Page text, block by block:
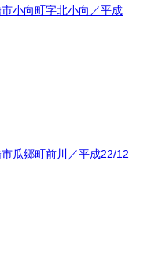
小向町字北小向／平成
瓜郷町前川／平成22/12